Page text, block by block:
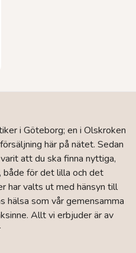
i Göteborg; en i Olskroken
här på nätet. Sedan
att du ska finna nyttiga,
både för det lilla och det
har valts ut med hänsyn till
hälsa som vår gemensamma
Allt vi erbjuder är av